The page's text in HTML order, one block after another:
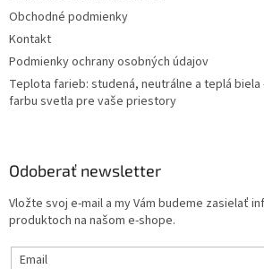
Obchodné podmienky
Kontakt
Podmienky ochrany osobných údajov
Teplota farieb: studená, neutrálne a teplá
farbu svetla pre vaše priestory
Odoberať newsletter
Vložte svoj e-mail a my Vám budeme zasielať
produktoch na našom e-shope.
Email